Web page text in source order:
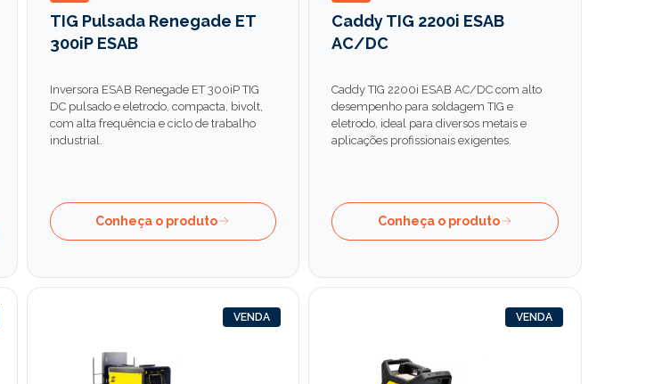
TIG Pulsada Renegade ET
300iP ESAB
Inversora ESAB Renegade ET 300iP TIG
DC pulsado e eletrodo, compacta, bivolt,
com alta frequência e ciclo de trabalho
industrial.
Conheça o produto
Caddy TIG 2200i ESAB
AC/DC
Caddy TIG 2200i ESAB AC/DC com alto
desempenho para soldagem TIG e
eletrodo, ideal para diversos metais e
aplicações profissionais exigentes.
Conheça o produto
VENDA VENDA